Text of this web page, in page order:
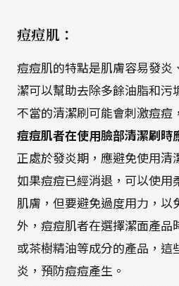
痘痘肌：
痘痘肌的特點是肌膚容易發炎
潔可以幫助去除多餘油脂和污
不當的清潔刷可能會刺激痘痘
痘痘肌者在使用臉部清潔刷時
正處於發炎期，應避免使用清
如果痘痘已經消退，可以使用
肌膚，但要避免過度用力，以
外，痘痘肌者在選擇潔面產品
或茶樹精油等成分的產品，這
炎，預防痘痘產生。